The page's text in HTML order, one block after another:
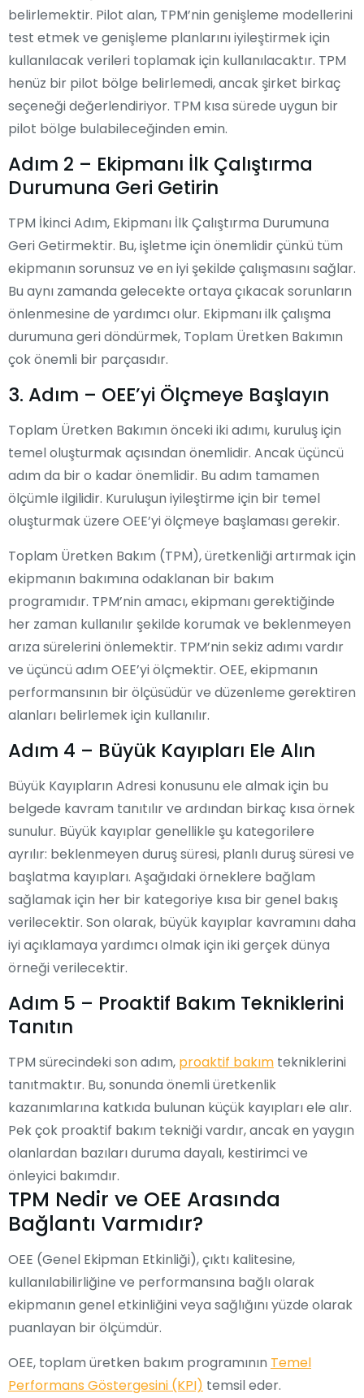
belirlemektir. Pilot alan, TPM’nin genişleme modellerini
test etmek ve genişleme planlarını iyileştirmek için
kullanılacak verileri toplamak için kullanılacaktır. TPM
henüz bir pilot bölge belirlemedi, ancak şirket birkaç
seçeneği değerlendiriyor. TPM kısa sürede uygun bir
pilot bölge bulabileceğinden emin.
Adım 2 – Ekipmanı İlk Çalıştırma
Durumuna Geri Getirin
TPM İkinci Adım, Ekipmanı İlk Çalıştırma Durumuna
Geri Getirmektir. Bu, işletme için önemlidir çünkü tüm
ekipmanın sorunsuz ve en iyi şekilde çalışmasını sağlar.
Bu aynı zamanda gelecekte ortaya çıkacak sorunların
önlenmesine de yardımcı olur. Ekipmanı ilk çalışma
durumuna geri döndürmek, Toplam Üretken Bakımın
çok önemli bir parçasıdır.
3. Adım – OEE’yi Ölçmeye Başlayın
Toplam Üretken Bakımın önceki iki adımı, kuruluş için
temel oluşturmak açısından önemlidir. Ancak üçüncü
adım da bir o kadar önemlidir. Bu adım tamamen
ölçümle ilgilidir. Kuruluşun iyileştirme için bir temel
oluşturmak üzere OEE’yi ölçmeye başlaması gerekir.
Toplam Üretken Bakım (TPM), üretkenliği artırmak için
ekipmanın bakımına odaklanan bir bakım
programıdır. TPM’nin amacı, ekipmanı gerektiğinde
her zaman kullanılır şekilde korumak ve beklenmeyen
arıza sürelerini önlemektir. TPM’nin sekiz adımı vardır
ve üçüncü adım OEE’yi ölçmektir. OEE, ekipmanın
performansının bir ölçüsüdür ve düzenleme gerektiren
alanları belirlemek için kullanılır.
Adım 4 – Büyük Kayıpları Ele Alın
Büyük Kayıpların Adresi konusunu ele almak için bu
belgede kavram tanıtılır ve ardından birkaç kısa örnek
sunulur. Büyük kayıplar genellikle şu kategorilere
ayrılır: beklenmeyen duruş süresi, planlı duruş süresi ve
başlatma kayıpları. Aşağıdaki örneklere bağlam
sağlamak için her bir kategoriye kısa bir genel bakış
verilecektir. Son olarak, büyük kayıplar kavramını daha
iyi açıklamaya yardımcı olmak için iki gerçek dünya
örneği verilecektir.
Adım 5 – Proaktif Bakım Tekniklerini
Tanıtın
TPM sürecindeki son adım, proaktif bakım tekniklerini
tanıtmaktır. Bu, sonunda önemli üretkenlik
kazanımlarına katkıda bulunan küçük kayıpları ele alır.
Pek çok proaktif bakım tekniği vardır, ancak en yaygın
olanlardan bazıları duruma dayalı, kestirimci ve
önleyici bakımdır.
TPM Nedir ve OEE Arasında
Bağlantı Varmıdır?
OEE (Genel Ekipman Etkinliği), çıktı kalitesine,
kullanılabilirliğine ve performansına bağlı olarak
ekipmanın genel etkinliğini veya sağlığını yüzde olarak
puanlayan bir ölçümdür.
OEE, toplam üretken bakım programının Temel
Performans Göstergesini (KPI) temsil eder.